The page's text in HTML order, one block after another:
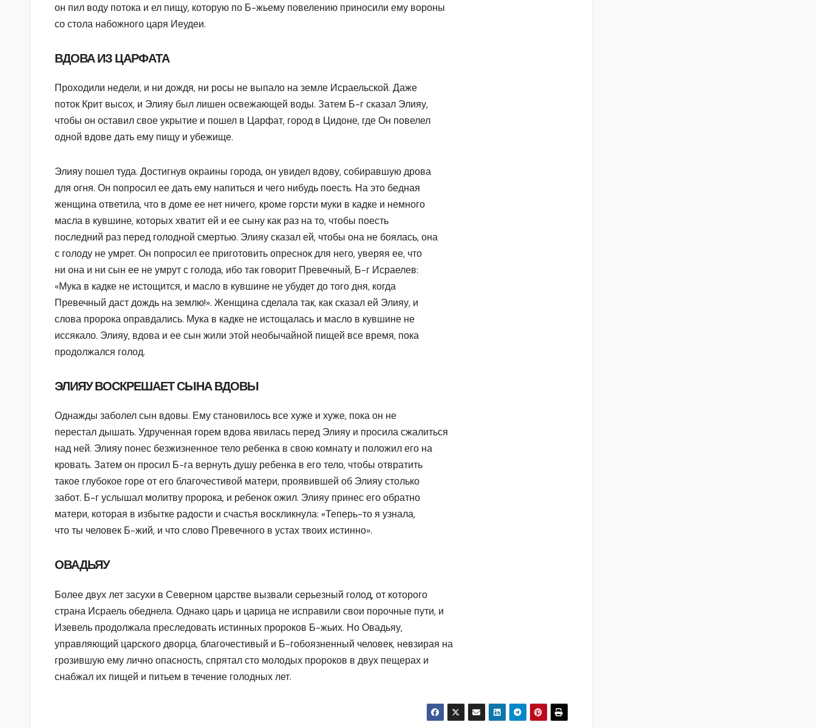
он пил воду потока и ел пищу, которую по Б-жьему повелению приносили ему вороны
со стола набожного царя Иеудеи.
ВДОВА ИЗ ЦАРФАТА
Проходили недели, и ни дождя, ни росы не выпало на земле Исраельской. Даже
поток Крит высох, и Элияу был лишен освежающей воды. Затем Б-г сказал Элияу,
чтобы он оставил свое укрытие и пошел в Царфат, город в Цидоне, где Он повелел
одной вдове дать ему пищу и убежище.
Элияу пошел туда. Достигнув окраины города, он увидел вдову, собиравшую дрова
для огня. Он попросил ее дать ему напиться и чего нибудь поесть. На это бедная
женщина ответила, что в доме ее нет ничего, кроме горсти муки в кадке и немного
масла в кувшине, которых хватит ей и ее сыну как раз на то, чтобы поесть
последний раз перед голодной смертью. Элияу сказал ей, чтобы она не боялась, она
с голоду не умрет. Он попросил ее приготовить опреснок для него, уверяя ее, что
ни она и ни сын ее не умрут с голода, ибо так говорит Превечный, Б-г Исраелев:
«Мука в кадке не истощится, и масло в кувшине не убудет до того дня, когда
Превечный даст дождь на землю!». Женщина сделала так, как сказал ей Элияу, и
слова пророка оправдались. Мука в кадке не истощалась и масло в кувшине не
иссякало. Элияу, вдова и ее сын жили этой необычайной пищей все время, пока
продолжался голод.
ЭЛИЯУ ВОСКРЕШАЕТ СЫНА ВДОВЫ
Однажды заболел сын вдовы. Ему становилось все хуже и хуже, пока он не
перестал дышать. Удрученная горем вдова явилась перед Элияу и просила сжалиться
над ней. Элияу понес безжизненное тело ребенка в свою комнату и положил его на
кровать. Затем он просил Б-га вернуть душу ребенка в его тело, чтобы отвратить
такое глубокое горе от его благочестивой матери, проявившей об Элияу столько
забот. Б-г услышал молитву пророка, и ребенок ожил. Элияу принес его обратно
матери, которая в избытке радости и счастья воскликнула: «Теперь-то я узнала,
что ты человек Б-жий, и что слово Превечного в устах твоих истинно».
ОВАДЬЯУ
Более двух лет засухи в Северном царстве вызвали серьезный голод, от которого
страна Исраель обеднела. Однако царь и царица не исправили свои порочные пути, и
Изевель продолжала преследовать истинных пророков Б-жьих. Но Овадьяу,
управляющий царского дворца, благочестивый и Б-гобоязненный человек, невзирая на
грозившую ему лично опасность, спрятал сто молодых пророков в двух пещерах и
снабжал их пищей и питьем в течение голодных лет.